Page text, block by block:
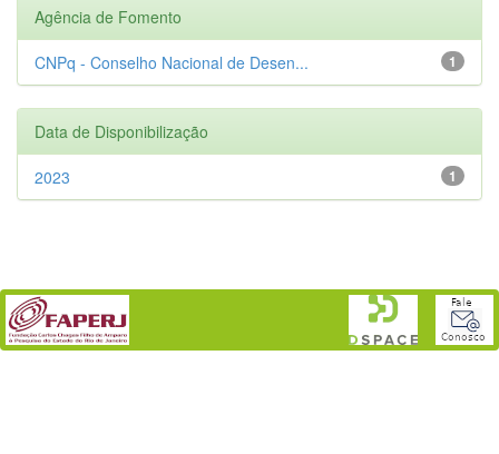
Agência de Fomento
1
CNPq - Conselho Nacional de Desen...
Data de Disponibilização
1
2023